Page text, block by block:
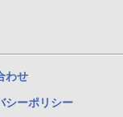
わせ
シーポリシー